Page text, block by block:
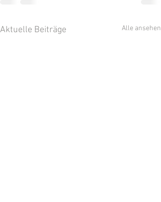
Aktuelle Beiträge Alle ansehen